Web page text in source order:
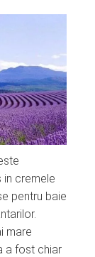
in cremele
pentru baie
mare
a fost chiar